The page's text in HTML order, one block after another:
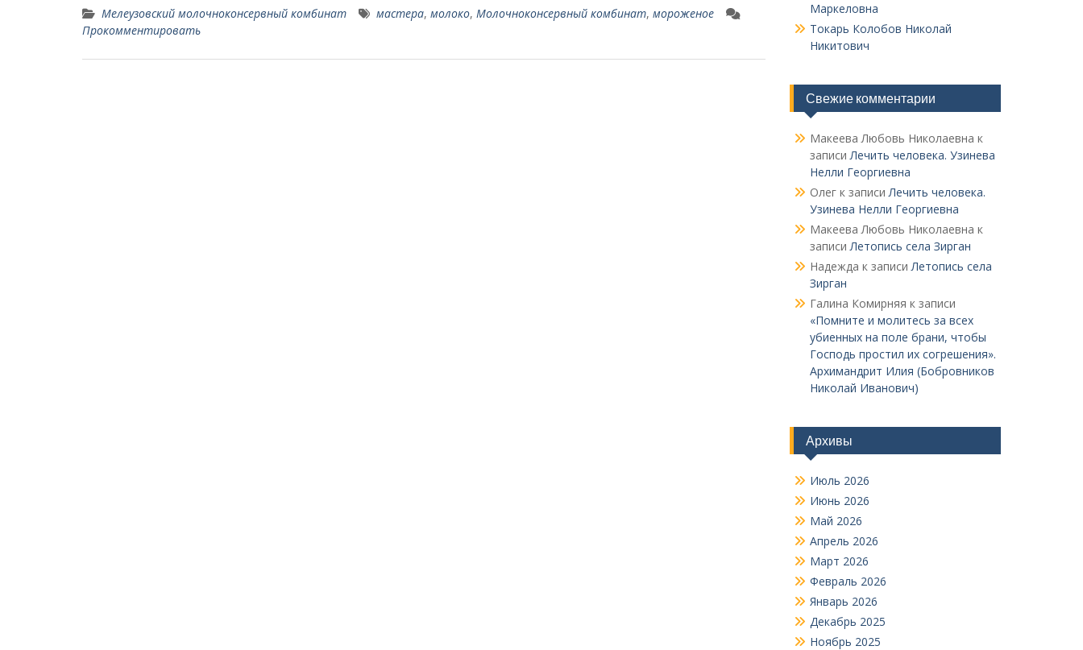
Мелеузовский молочноконсервный комбинат мастера, молоко, Молочноконсервный комбинат, мороженое
Прокомментировать
Маркеловна
Токарь Колобов Ни­колай
Никитович
Свежие комментарии
Макеева Любовь Николаевна к
записиЛечить человека. Узинева
Нелли Георгиевна
Олегк записиЛечить человека.
Узинева Нелли Георгиевна
Макеева Любовь Николаевна к
записиЛетопись села Зирган
Надежда к записиЛетопись села
Зирган
Галина Комирняя к записи
«Помните и молитесь за всех
убиенных на поле брани, чтобы
Господь простил их согрешения».
Архимандрит Илия (Бобровников
Николай Иванович)
Архивы
Июль 2026
Июнь 2026
Май 2026
Апрель 2026
Март 2026
Февраль 2026
Январь 2026
Декабрь 2025
Ноябрь 2025